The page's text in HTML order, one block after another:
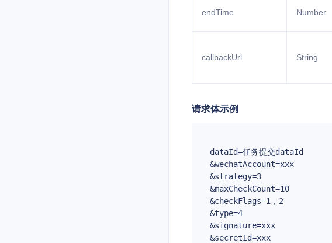
endTime Number
callbackUrl String
请求体示例
dataId=任务提交dataId
&wechatAccount=xxx
&strategy=3
&maxCheckCount=10
&checkFlags=1，2
&type=4
&signature=xxx
&secretId=xxx